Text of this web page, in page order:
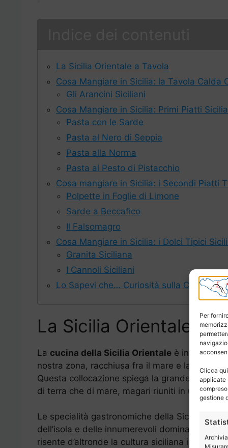
Per
Clicca
applicate
gestione
La Sicilia Orientale a Tavola
Cosa Mangiare in Sicilia: la Tavola Calda
Gli Arancini Siciliani
Cosa Mangiare in Sicilia: Primi Piatti
Pasta con le Sarde
Pasta al Nero di Seppia
Pasta alla Norma
Pasta al Pesto di Pistacchio
Cosa mangiare in Sicilia: i Secondi Piatti
Polpette in Foglie di Limone
Sarde a Beccafico
Il Falsomagro
Cosa Mangiare in Sicilia: i Dolci Tipici
Granita Siciliana
I Cannoli Siciliani
Lo Sapevi che… Curiosità sulla Cucina
La Sicilia Orientale a
La cucina della Sicilia Orientale è
nostra zona, racchiusa fra il mare e la
Questa collocazione spiega la grande
di terra che di mare, magari riuniti in un unico
Le specialità gastronomiche della Sicilia
dell’isola e delle innumerevoli dominazioni
risente d’altronde la cultura siciliana in termini